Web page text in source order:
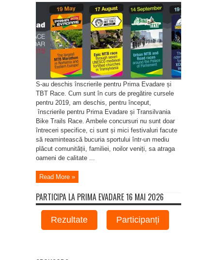
au
deschis
înscrierile
pentru
Prima
Evadare
și
TBT
Race
S-au deschis înscrierile pentru Prima Evadare și
TBT Race. Cum sunt în curs de pregătire cursele
pentru 2019, am deschis, pentru început,
înscrierile pentru Prima Evadare și Transilvania
Bike Trails Race. Ambele concursuri nu sunt doar
întreceri specifice, ci sunt și mici festivaluri facute
să reamintească bucuria sportului într-un mediu
plăcut comunității, familiei, noilor veniți, sa atraga
oameni de calitate ...
Read More »
PARTICIPA LA PRIMA EVADARE 16 MAI 2026
Rezultate Participanți